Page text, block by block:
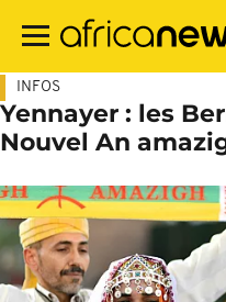
contenu
INFOS
Yennayer : les
Nouvel An